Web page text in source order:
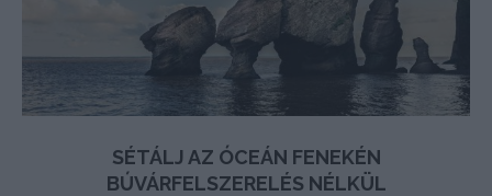
SÉTÁLJ AZ ÓCEÁN FENEKÉN
BÚVÁRFELSZERELÉS NÉLKÜL